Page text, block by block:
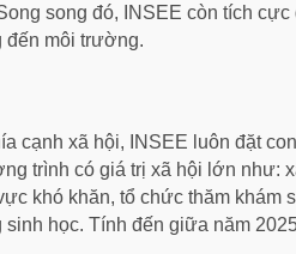
song đó, INSEE còn tích
đến môi trường.
cạnh xã hội, INSEE luôn đặt
trình có giá trị xã hội lớn như:
khó khăn, tổ chức thăm
sinh học. Tính đến giữa năm